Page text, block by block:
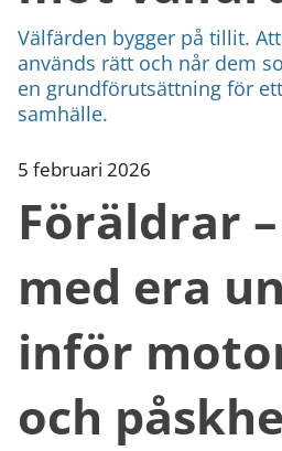
Välfärden bygger på tillit.
används rätt och når dem
en grundförutsättning för
samhälle.
5 februari 2026
Föräldrar
med era
inför
och